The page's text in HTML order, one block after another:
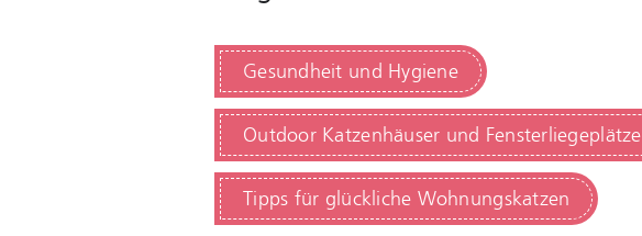
Gesundheit und Hygiene
Outdoor Katzenhäuser und Fensterliegeplätze
Tipps für glückliche Wohnungskatzen